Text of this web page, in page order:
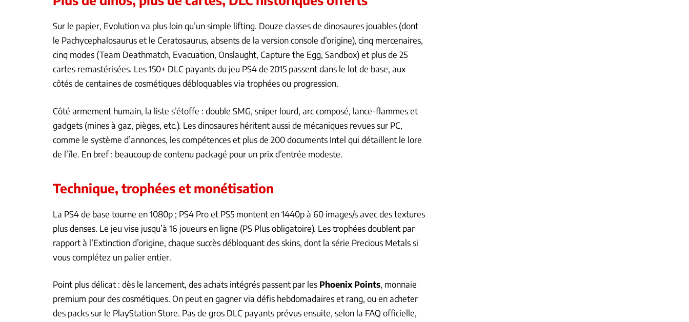
Sur le papier, Evolution va plus loin qu’un simple lifting. Douze classes de dinosaures jouables (dont
le Pachycephalosaurus et le Ceratosaurus, absents de la version console d’origine), cinq mercenaires,
cinq modes (Team Deathmatch, Evacuation, Onslaught, Capture the Egg, Sandbox) et plus de 25
cartes remastérisées. Les 150+ DLC payants du jeu PS4 de 2015 passent dans le lot de base, aux
côtés de centaines de cosmétiques débloquables via trophées ou progression.
Côté armement humain, la liste s’étoffe : double SMG, sniper lourd, arc composé, lance-flammes et
gadgets (mines à gaz, pièges, etc.). Les dinosaures héritent aussi de mécaniques revues sur PC,
comme le système d’annonces, les compétences et plus de 200 documents Intel qui détaillent le lore
de l’île. En bref : beaucoup de contenu packagé pour un prix d’entrée modeste.
Technique, trophées et monétisation
La PS4 de base tourne en 1080p ; PS4 Pro et PS5 montent en 1440p à 60 images/s avec des textures
plus denses. Le jeu vise jusqu’à 16 joueurs en ligne (PS Plus obligatoire). Les trophées doublent par
rapport à l’Extinction d’origine, chaque succès débloquant des skins, dont la série Precious Metals si
vous complétez un palier entier.
Point plus délicat : dès le lancement, des achats intégrés passent par les Phoenix Points, monnaie
premium pour des cosmétiques. On peut en gagner via défis hebdomadaires et rang, ou en acheter
des packs sur le PlayStation Store. Pas de gros DLC payants prévus ensuite, selon la FAQ officielle,